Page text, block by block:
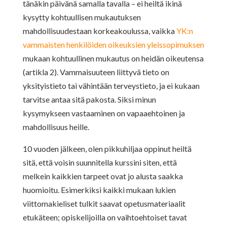
tänäkin päivänä samalla tavalla – ei heiltä ikinä
kysytty kohtuullisen mukautuksen
mahdollisuudestaan korkeakoulussa, vaikkaYK:n
vammaisten henkilöiden oikeuksien yleissopimuksen
mukaan kohtuullinen mukautus on heidän oikeutensa
(artikla 2). Vammaisuuteen liittyvä tieto on
yksityistieto tai vähintään terveystieto, ja ei kukaan
tarvitse antaa sitä pakosta. Siksi minun
kysymykseen vastaaminen on vapaaehtoinen ja
mahdollisuus heille.
10 vuoden jälkeen, olen pikkuhiljaa oppinut heiltä
sitä, että voisin suunnitella kurssini siten, että
melkein kaikkien tarpeet ovat jo alusta saakka
huomioitu. Esimerkiksi kaikki mukaan lukien
viittomakieliset tulkit saavat opetusmateriaalit
etukäteen; opiskelijoilla on vaihtoehtoiset tavat